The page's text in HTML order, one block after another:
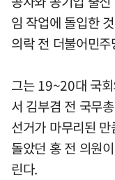
임 작업에 돌입한
의락 전 더불어민
그는 19~20대 국
서 김부겸 전 국무
선거가 마무리된
돌았던 홍 전 의원
린다.